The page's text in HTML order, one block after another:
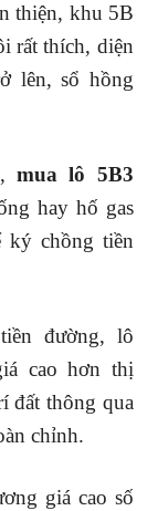
thiện, khu 5B
rất thích, diện
lên, sổ hồng
mua lô 5B3
hay hố gas
ký chồng tiền
đường, lô
cao hơn thị
đất thông qua
chỉnh.
giá cao số